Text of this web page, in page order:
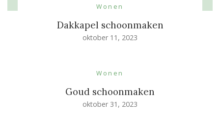
Wonen
Dakkapel schoonmaken
oktober 11, 2023
Wonen
Goud schoonmaken
oktober 31, 2023